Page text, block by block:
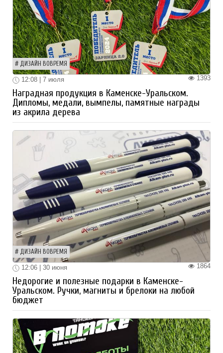
ДИЗАЙН ВОВРЕМЯ
1393
12:08 | 7 июля
Наградная продукция в Каменске-Уральском.
Дипломы, медали, вымпелы, памятные награды
из акрила дерева
ДИЗАЙН ВОВРЕМЯ
1864
12:06 | 30 июня
Недорогие и полезные подарки в Каменске-
Уральском. Ручки, магниты и брелоки на любой
бюджет